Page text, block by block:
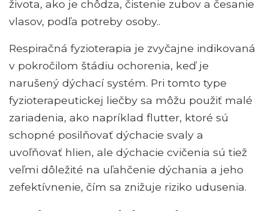
života, ako je chôdza, čistenie zubov a česanie
vlasov, podľa potreby osoby..
Respiračná fyzioterapia je zvyčajne indikovaná
v pokročilom štádiu ochorenia, keď je
narušený dýchací systém. Pri tomto type
fyzioterapeutickej liečby sa môžu použiť malé
zariadenia, ako napríklad flutter, ktoré sú
schopné posilňovať dýchacie svaly a
uvoľňovať hlien, ale dýchacie cvičenia sú tiež
veľmi dôležité na uľahčenie dýchania a jeho
zefektívnenie, čím sa znižuje riziko udusenia.